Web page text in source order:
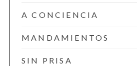
A CONCIENCIA
MANDAMIENTOS
SIN PRISA